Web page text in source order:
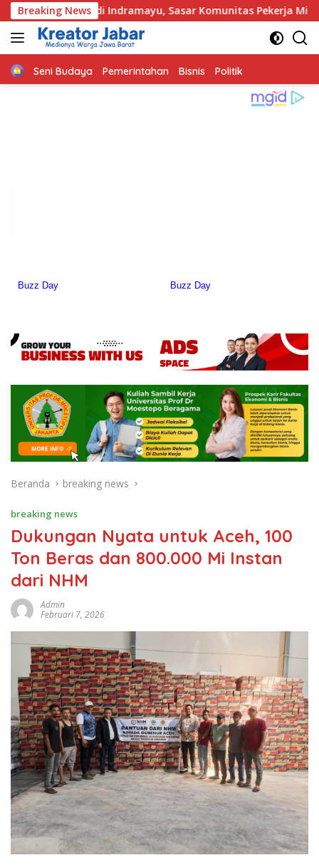
Langsung
ke
konten
Breaking News
Sasar Komunitas Pekerja Migran Indonesia
Home
Seni Budaya Pemerintahan Bisnis Politik
Beranda breaking news
breaking news
Dukungan Nyata untuk Aceh, 100
Ton Beras dan 800.000 Mi Instan
dari NHM
Admin
Februari 7, 2026